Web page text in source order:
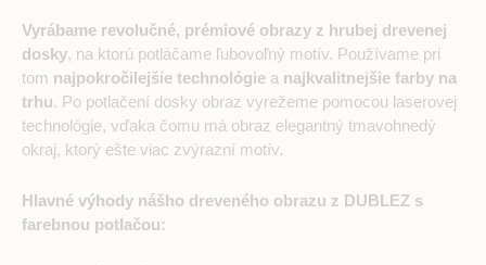
Vyrábame revolučné, prémiové obrazy z hrubej drevenej
dosky, na ktorú potláčame ľubovoľný motív. Používame pri
tom najpokročilejšie technológie a najkvalitnejšie farby na
trhu. Po potlačení dosky obraz vyrežeme pomocou laserovej
technológie, vďaka čomu má obraz elegantný tmavohnedý
okraj, ktorý ešte viac zvýrazní motív.
Hlavné výhody nášho dreveného obrazu z DUBLEZ s
farebnou potlačou: